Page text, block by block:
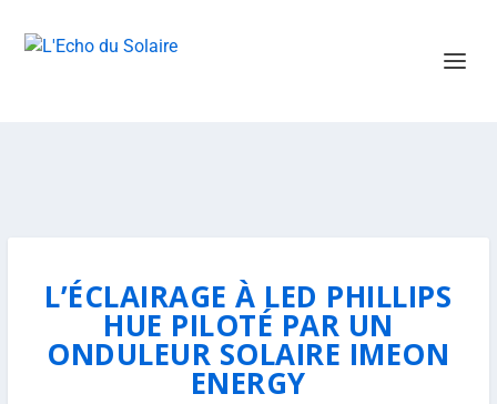
L’ÉCLAIRAGE À LED PHILLIPS
HUE PILOTÉ PAR UN
ONDULEUR SOLAIRE IMEON
ENERGY